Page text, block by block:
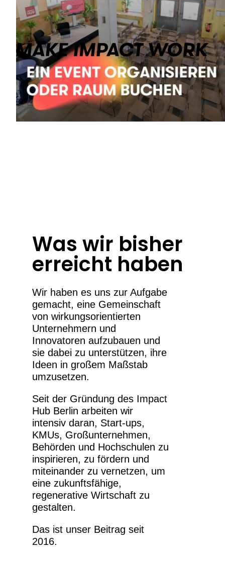
Was wir bisher
erreicht haben
Wir haben es uns zur Aufgabe
gemacht, eine Gemeinschaft
von wirkungsorientierten
Unternehmern und
Innovatoren aufzubauen und
sie dabei zu unterstützen, ihre
Ideen in großem Maßstab
umzusetzen.
Seit der Gründung des Impact
Hub Berlin arbeiten wir
intensiv daran, Start-ups,
KMUs, Großunternehmen,
Behörden und Hochschulen zu
inspirieren, zu fördern und
miteinander zu vernetzen, um
eine zukunftsfähige,
regenerative Wirtschaft zu
gestalten.
Das ist unser Beitrag seit
2016.